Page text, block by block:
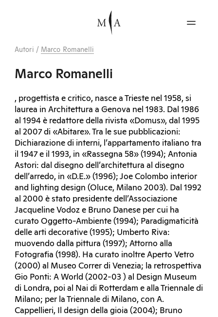
Autori / Marco Romanelli
Marco Romanelli
, progettista e critico, nasce a Trieste nel 1958, si
laurea in Architettura a Genova nel 1983. Dal 1986
al 1994 è redattore della rivista «Domus», dal 1995
al 2007 di «Abitare». Tra le sue pubblicazioni:
Dichiarazione di interni, l’appartamento italiano tra
il 1947 e il 1993, in «Rassegna 58» (1994); Antonia
Astori: dal disegno dell’architettura al disegno
dell’arredo, in «D.E.» (1996); Joe Colombo interior
and lighting design (Oluce, Milano 2003). Dal 1992
al 2000 è stato presidente dell’Associazione
Jacqueline Vodoz e Bruno Danese per cui ha
curato Oggetto-Ambiente (1994); Paradigmaticità
delle arti decorative (1995); Umberto Riva:
muovendo dalla pittura (1997); Attorno alla
Fotografia (1998). Ha curato inoltre Aperto Vetro
(2000) al Museo Correr di Venezia; la retrospettiva
Gio Ponti: A World (2002-03 ) al Design Museum
di Londra, poi al Nai di Rotterdam e alla Triennale di
Milano; per la Triennale di Milano, con A.
Cappellieri, Il design della gioia (2004); Bruno